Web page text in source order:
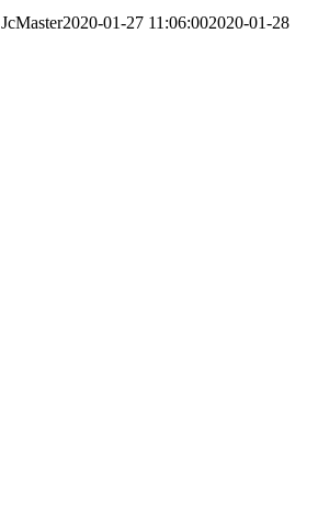
JcMaster2020-01-27 11:06:002020-01-28